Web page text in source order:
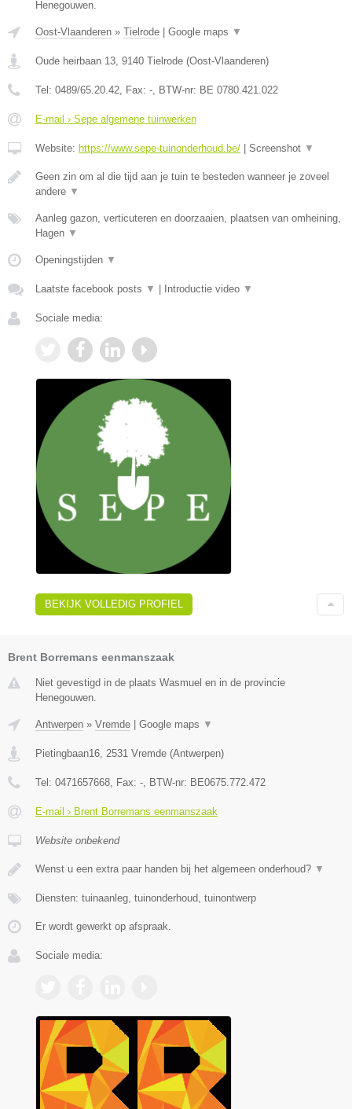
Henegouwen.
Oost-Vlaanderen » Tielrode Google maps ▼
Oude heirbaan 13, 9140 Tielrode (Oost-Vlaanderen)
Tel: 0489/65.20.42, Fax: -, BTW-nr: BE 0780.421.022
E-mail › Sepe algemene tuinwerken
Website: https://www.sepe-tuinonderhoud.be/ Screenshot ▼
Geen zin om al die tijd aan je tuin te besteden wanneer je zoveel
andere ▼
Aanleg gazon, verticuteren en doorzaaien, plaatsen van omheining,
Hagen ▼
Openingstijden ▼
Laatste facebook posts ▼ Introductie video ▼
Sociale media:
BEKIJK VOLLEDIG PROFIEL
Brent Borremans eenmanszaak
Niet gevestigd in de plaats Wasmuel en in de provincie
Henegouwen.
Antwerpen » Vremde Google maps ▼
Pietingbaan16, 2531 Vremde (Antwerpen)
Tel: 0471657668, Fax: -, BTW-nr: BE0675.772.472
E-mail › Brent Borremans eenmanszaak
Website onbekend
Wenst u een extra paar handen bij het algemeen onderhoud? ▼
Diensten: tuinaanleg, tuinonderhoud, tuinontwerp
Er wordt gewerkt op afspraak.
Sociale media: